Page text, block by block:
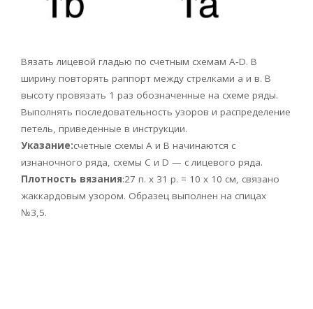
Вязать лицевой гладью по счетным схемам А‑D. В
ширину повторять раппорт между стрелками а и в. В
высоту провязать 1 раз обозначенные на схеме ряды.
Выполнять последовательность узоров и распределение
петель, приведенные в инструкции.
Указание:счетные схемы А и В начинаются с
изнаночного ряда, схемы С и D — с лицевого ряда.
Плотность вязания:27 п. х 31 р. = 10 х 10 см, связано
жаккардовым узором. Образец выполнен на спицах
№3,5.